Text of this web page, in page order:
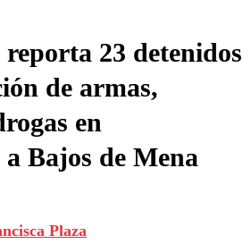
23 detenidos
de armas,
en
Bajos de Mena
Plaza